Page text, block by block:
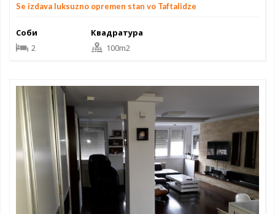
Se izdava luksuzno opremen stan vo Taftalidze
Соби
2
Квадратура
100m2